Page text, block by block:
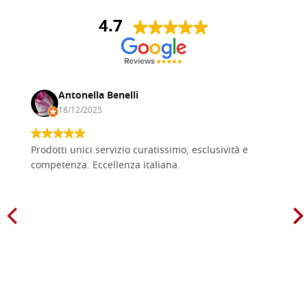
4.7
Antonella Benelli
18/12/2025
Prodotti unici servizio curatissimo, esclusività e
competenza. Eccellenza italiana.